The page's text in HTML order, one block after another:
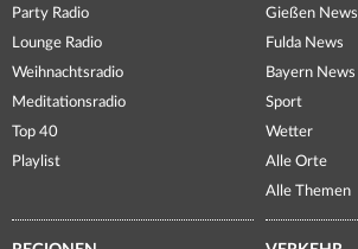
Party Radio
Lounge Radio
Weihnachtsradio
Meditationsradio
Top 40
Playlist
Gießen News
Fulda News
Bayern News
Sport
Wetter
Alle Orte
Alle Themen